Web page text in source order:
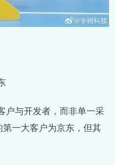
户与开发者，而非单一采
一大客户为京东，但其